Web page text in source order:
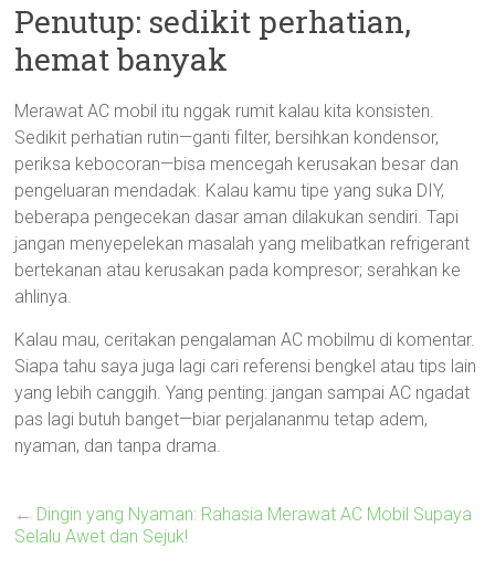
Penutup: sedikit perhatian,
hemat banyak
Merawat AC mobil itu nggak rumit kalau kita konsisten.
Sedikit perhatian rutin—ganti filter, bersihkan kondensor,
periksa kebocoran—bisa mencegah kerusakan besar dan
pengeluaran mendadak. Kalau kamu tipe yang suka DIY,
beberapa pengecekan dasar aman dilakukan sendiri. Tapi
jangan menyepelekan masalah yang melibatkan refrigerant
bertekanan atau kerusakan pada kompresor; serahkan ke
ahlinya.
Kalau mau, ceritakan pengalaman AC mobilmu di komentar.
Siapa tahu saya juga lagi cari referensi bengkel atau tips lain
yang lebih canggih. Yang penting: jangan sampai AC ngadat
pas lagi butuh banget—biar perjalananmu tetap adem,
nyaman, dan tanpa drama.
← Dingin yang Nyaman: Rahasia Merawat AC Mobil Supaya
Selalu Awet dan Sejuk!